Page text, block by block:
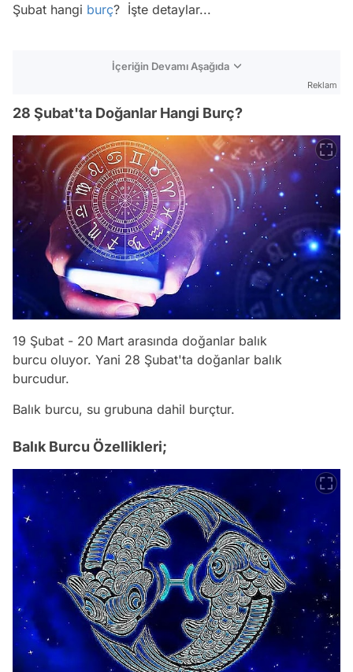
Şubat hangi burç? İşte detaylar...
İçeriğin Devamı Aşağıda
Reklam
28 Şubat'ta Doğanlar Hangi Burç?
19 Şubat - 20 Mart arasında doğanlar balık
burcu oluyor. Yani 28 Şubat'ta doğanlar balık
burcudur.
Balık burcu, su grubuna dahil burçtur.
Balık Burcu Özellikleri;